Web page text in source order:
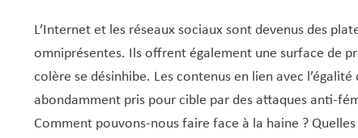
L’Internet et les réseaux sociaux sont devenus des
omniprésentes. Ils offrent également une surface de
colère se désinhibe. Les contenus en lien avec
abondamment pris pour cible par des attaques anti-
Comment pouvons-nous faire face à la haine ?